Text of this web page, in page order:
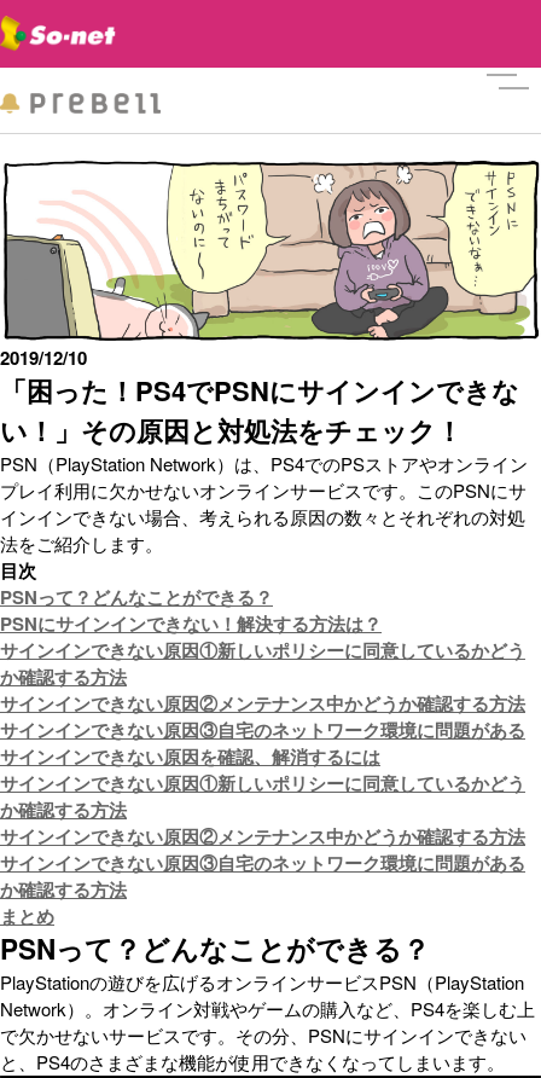
「困った！PS4でPSNにサインインできな
い！」その原因と対処法をチェック！
2019/12/10
PSN（PlayStation Network）は、PS4でのPSストアやオンライン
プレイ利用に欠かせないオンラインサービスです。このPSNにサ
インインできない場合、考えられる原因の数々とそれぞれの対処
法をご紹介します。
目次
PSNって？どんなことができる？
PSNにサインインできない！解決する方法は？
サインインできない原因①新しいポリシーに同意しているかどう
か確認する方法
サインインできない原因②メンテナンス中かどうか確認する方法
サインインできない原因③自宅のネットワーク環境に問題がある
サインインできない原因を確認、解消するには
サインインできない原因①新しいポリシーに同意しているかどう
か確認する方法
サインインできない原因②メンテナンス中かどうか確認する方法
サインインできない原因③自宅のネットワーク環境に問題がある
か確認する方法
まとめ
PSNって？どんなことができる？
PlayStationの遊びを広げるオンラインサービスPSN（PlayStation
Network）。オンライン対戦やゲームの購入など、PS4を楽しむ上
で欠かせないサービスです。その分、PSNにサインインできない
と、PS4のさまざまな機能が使用できなくなってしまいます。